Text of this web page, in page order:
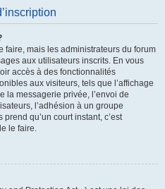
faire, mais les administrateurs du forum
aux utilisateurs inscrits. En vous
accès à des fonctionnalités
aux visiteurs, tels que l’affichage
la messagerie privée, l’envoi de
l’adhésion à un groupe
prend qu’un court instant, c’est
le faire.